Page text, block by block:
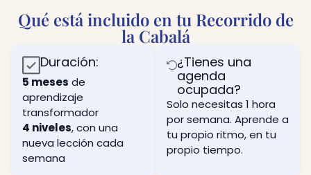
actual
de la
y cómo
expandir
tu
percepción.
Cuál es
el
propósito
de la
vida y
más
profunda
independencia:
independencia
que
eres.
beneficiosas
Profundiza
comprensión
de la
naturaleza
del ego
humano
y cómo
puede
ayudarte
hasta
ahora
en
Aprende
qué es
una
Qué está incluido en tu Recorrido de
la Cabalá
Duración:
5 meses de
aprendizaje
transformador
4 niveles, con una
nueva lección cada
semana
¿Tienes una
agenda
ocupada?
Solo necesitas 1 hora
por semana. Aprende a
tu propio ritmo, en tu
propio tiempo.